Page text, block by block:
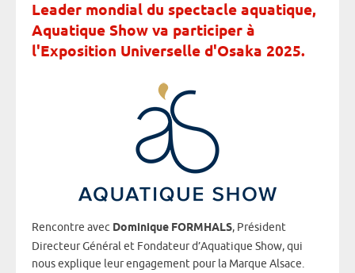
Leader mondial du spectacle aquatique,
Aquatique Show va participer à
l'Exposition Universelle d'Osaka 2025.
Rencontre avec Dominique FORMHALS, Président
Directeur Général et Fondateur d’Aquatique Show, qui
nous explique leur engagement pour la Marque Alsace.